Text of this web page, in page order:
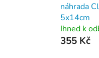
náhrada
5x14cm
Ihned k
355 Kč